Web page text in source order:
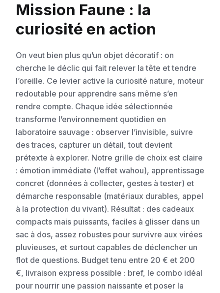
Mission Faune : la
curiosité en action
On veut bien plus qu’un objet décoratif : on
cherche le déclic qui fait relever la tête et tendre
l’oreille. Ce levier active la curiosité nature, moteur
redoutable pour apprendre sans même s’en
rendre compte. Chaque idée sélectionnée
transforme l’environnement quotidien en
laboratoire sauvage : observer l’invisible, suivre
des traces, capturer un détail, tout devient
prétexte à explorer. Notre grille de choix est claire
: émotion immédiate (l’effet wahou), apprentissage
concret (données à collecter, gestes à tester) et
démarche responsable (matériaux durables, appel
à la protection du vivant). Résultat : des cadeaux
compacts mais puissants, faciles à glisser dans un
sac à dos, assez robustes pour survivre aux virées
pluvieuses, et surtout capables de déclencher un
flot de questions. Budget tenu entre 20 € et 200
€, livraison express possible : bref, le combo idéal
pour nourrir une passion naissante et poser la